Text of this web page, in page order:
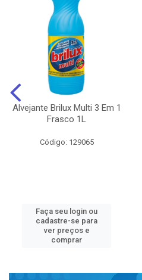
Alvejante Brilux Multi 3 Em 1
Frasco 1L
Código: 129065
Faça seu login ou
cadastre-se para
ver preços e
comprar